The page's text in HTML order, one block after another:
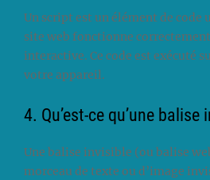
Un script est un élément de code
site web fonctionne
interactive. Ce code est exécuté
votre appareil.
4. Qu’est-ce qu’une balise
Une balise invisible (ou balise
morceau de texte ou d’image